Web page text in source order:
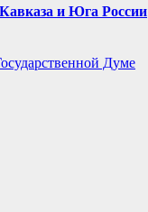
и Юга России
Думе